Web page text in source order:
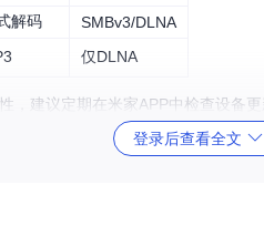
解码
SMBv3/DLNA
仅DLNA
，建议定期在米家APP中检查设备更
登录后查看全文